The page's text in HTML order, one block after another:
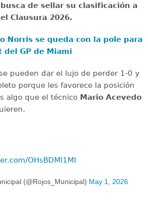
de sellar su clasificación a
Clausura 2026.
Norris se queda con la pole para
GP de Miami
pueden dar el lujo de perder 1-0 y
porque les favorece la posición
algo que el técnico Mario Acevedo
OHsBDMl1MI
(@Rojos_Municipal) May 1, 2026